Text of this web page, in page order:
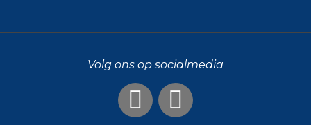
Volg ons op socialmedia